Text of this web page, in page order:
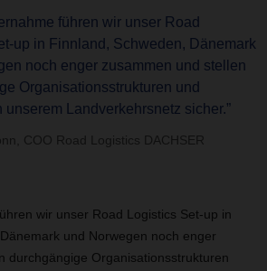
führen wir unser Road
up in Finnland, Schweden, Dänemark
noch enger zusammen und stellen
Organisationsstrukturen und
unserem Landverkehrsnetz sicher.”
COO Road Logistics DACHSER
wir unser Road Logistics Set-up in
und Norwegen noch enger
durchgängige Organisationsstrukturen